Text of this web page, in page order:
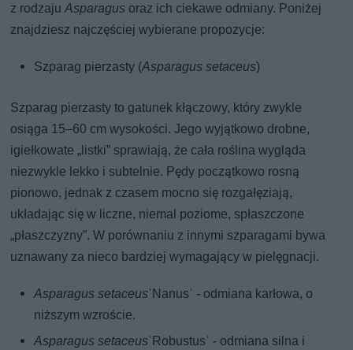
z rodzajuAsparagus oraz ich ciekawe odmiany. Poniżej
znajdziesz najczęściej wybierane propozycje:
Szparag pierzasty (Asparagus setaceus)
Szparag pierzasty to gatunek kłączowy, który zwykle
osiąga 15–60 cm wysokości. Jego wyjątkowo drobne,
igiełkowate „listki” sprawiają, że cała roślina wygląda
niezwykle lekko i subtelnie. Pędy początkowo rosną
pionowo, jednak z czasem mocno się rozgałęziają,
układając się w liczne, niemal poziome, spłaszczone
„płaszczyzny”. W porównaniu z innymi szparagami bywa
uznawany za nieco bardziej wymagający w pielęgnacji.
Asparagus setaceusˈNanusˈ - odmiana karłowa, o
niższym wzroście.
Asparagus setaceusˈRobustusˈ - odmiana silna i